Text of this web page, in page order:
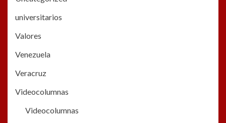
universitarios
Valores
Venezuela
Veracruz
Videocolumnas
Videocolumnas